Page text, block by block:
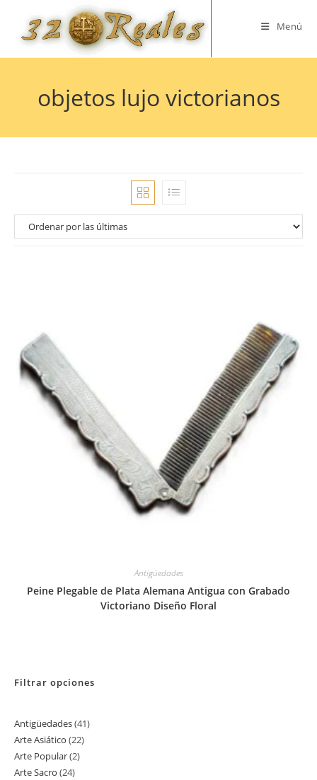
contenido
Menú
objetos lujo victorianos
Antigüedades
Peine Plegable de Plata Alemana Antigua con Grabado
Victoriano Diseño Floral
Filtrar opciones
Antigüedades 4141
Arte Asiático 2222
Arte Popular 22
Arte Sacro 2424